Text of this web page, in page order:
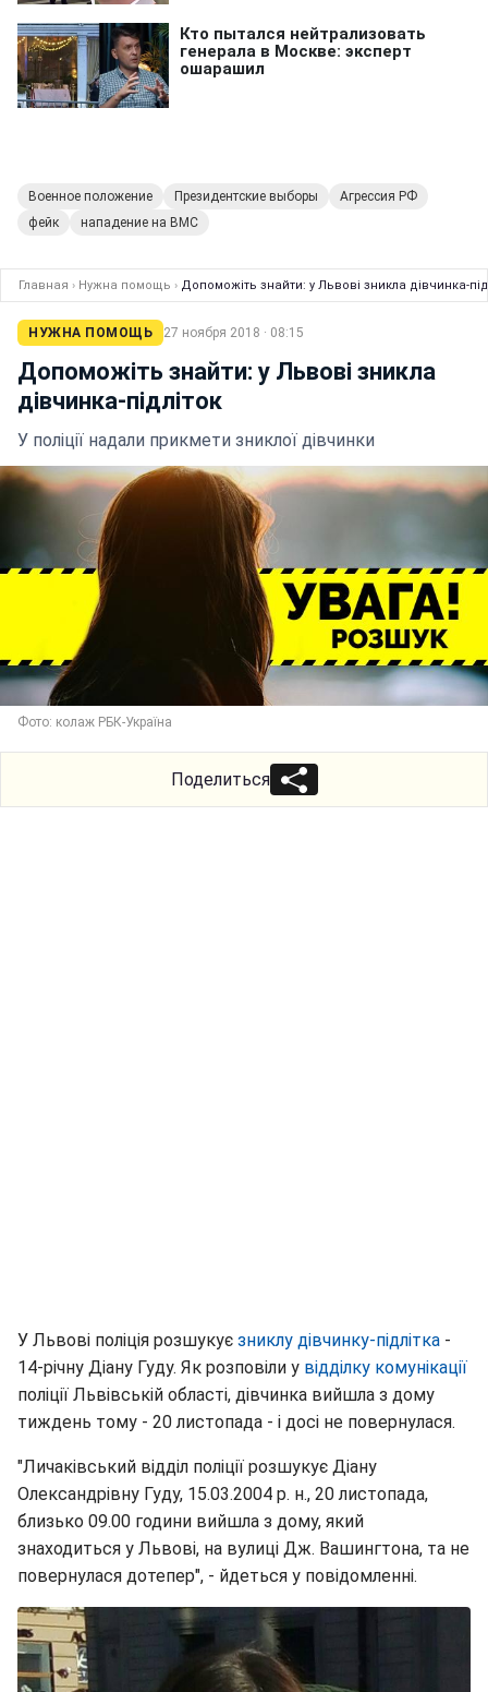
Военное положение Президентские выборы
Агрессия РФ
фейк
нападение на ВМС
Главная › Нужна помощь › Допоможіть знайти: у Львові зникла дівчинка-
НУЖНА ПОМОЩЬ 27 ноября 2018 · 08:15
Допоможіть знайти: у Львові зникла
дівчинка-підліток
У поліції надали прикмети зниклої дівчинки
Фото: колаж РБК-Україна
Поделиться
У Львові поліція розшукує зниклу дівчинку-підлітка -
14-річну Діану Гуду. Як розповіли у відділку комунікації
поліції Львівській області, дівчинка вийшла з дому
тиждень тому - 20 листопада - і досі не повернулася.
"Личаківський відділ поліції розшукує Діану
Олександрівну Гуду, 15.03.2004 р. н., 20 листопада,
близько 09.00 години вийшла з дому, який
знаходиться у Львові, на вулиці Дж. Вашингтона, та не
повернулася дотепер", - йдеться у повідомленні.